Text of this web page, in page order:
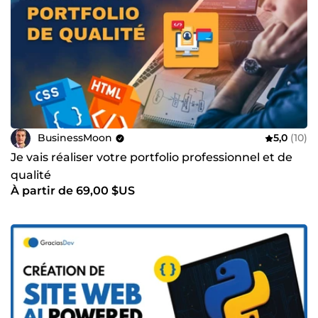
BusinessMoon 5,0 (10)
Je vais réaliser votre portfolio professionnel et de
qualité
À partir de 69,00 $US